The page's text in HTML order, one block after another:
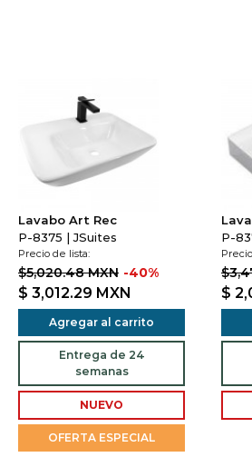
Lavabo Art Rec
P-8375 | JSuites
Precio de lista:
$5,020.48 MXN -40%
$ 3,012.29 MXN
Agregar al carrito
Entrega de 24
semanas
NUEVO
OFERTA ESPECIAL
P-
$